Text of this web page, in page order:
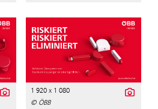
1 920 x 1 080
© ÖBB